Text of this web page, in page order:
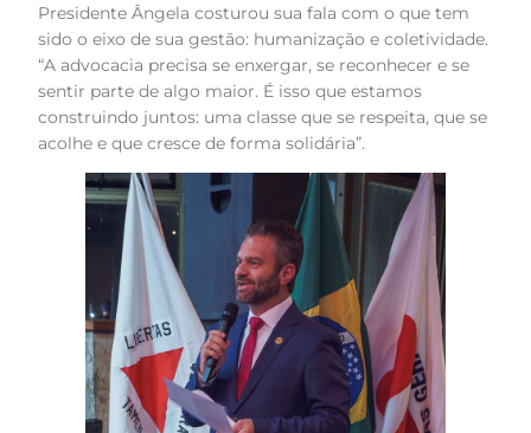
Presidente Ângela costurou sua fala com o que tem
sido o eixo de sua gestão: humanização e coletividade.
“A advocacia precisa se enxergar, se reconhecer e se
sentir parte de algo maior. É isso que estamos
construindo juntos: uma classe que se respeita, que se
acolhe e que cresce de forma solidária”.